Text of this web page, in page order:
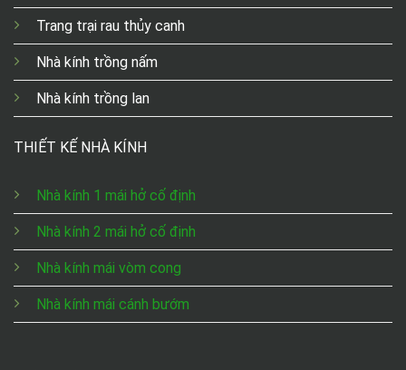
Trang trại rau thủy canh
Nhà kính trồng nấm
Nhà kính trồng lan
THIẾT KẾ NHÀ KÍNH
Nhà kính 1 mái hở cố định
Nhà kính 2 mái hở cố định
Nhà kính mái vòm cong
Nhà kính mái cánh bướm